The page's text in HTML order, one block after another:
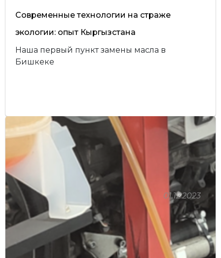
Современные технологии на страже
экологии: опыт Кыргызстана
Наша первый пункт замены масла в
Бишкеке
01.12.2023